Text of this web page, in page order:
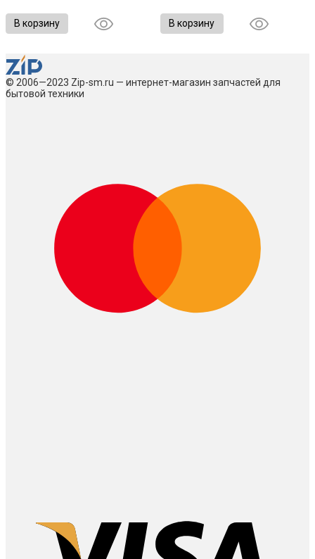
В корзину В корзину
© 2006—2023 Zip-sm.ru — интернет-магазин запчастей для
бытовой техники